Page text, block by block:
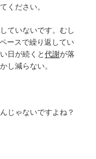
ください。
ていないです。むし
ースで繰り返してい
日が続くと代謝が落
し減らない。
じゃないですよね？